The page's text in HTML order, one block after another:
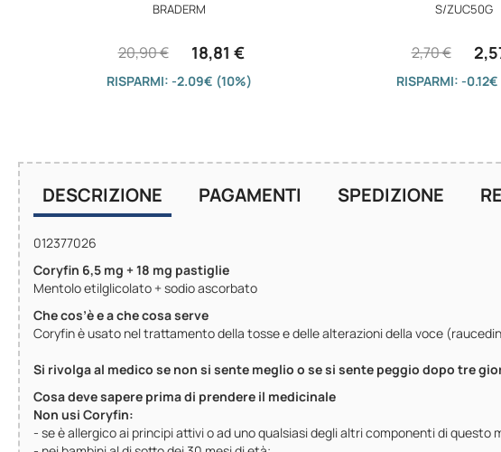
BRADERM
18,81 €
20,90 €
RISPARMI: -2.09€ (10%)
S/ZUC50G
2,70 €
RISPARMI: -
DESCRIZIONE
012377026
Coryfin 6,5 mg + 18 mg pastiglie
Mentolo etilglicolato + sodio ascorbato
Che cos’è e a che cosa serve
Coryfin è usato nel trattamento della tosse e delle alterazioni della voce
Si rivolga al medico se non si sente meglio o se si sente peggio dopo tre
Cosa deve sapere prima di prendere il medicinale
Non usi Coryfin:
- se è allergico ai principi attivi o ad uno qualsiasi degli altri componenti di
PAGAMENTI SPEDIZIONE